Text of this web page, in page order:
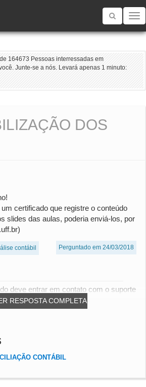
Toggle
164673 Pessoas interressadas em
Junte-se a nós. Levará apenas 1 minuto:
DOS
certificado que registre o conteúdo
slides das aulas, poderia enviá-los, por
contábil Perguntado em 24/03/2018
RESPOSTA COMPLETA
deve entrar em contato com o suporte
material, todo...
CONTÁBIL